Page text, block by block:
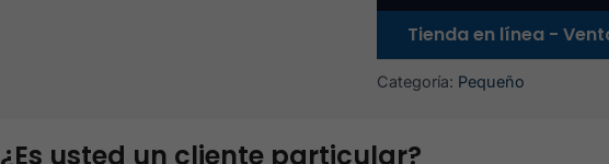
Tienda en línea -
Categoría: Pequeño
¿Es usted un cliente particular?